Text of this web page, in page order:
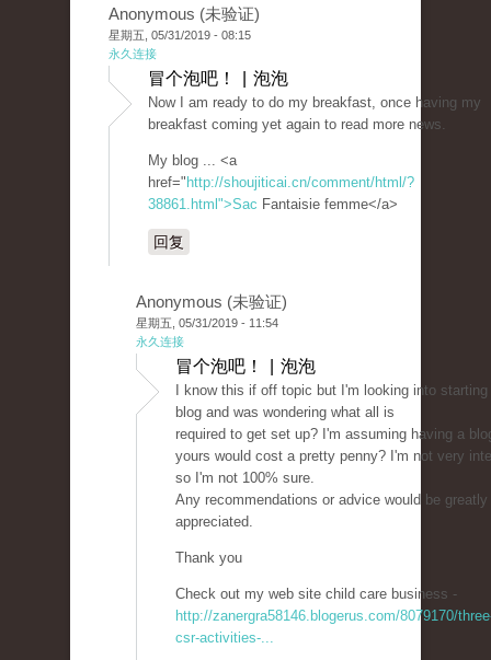
Anonymous (未验证)
星期五, 05/31/2019 - 08:15
永久连接
冒个泡吧！ | 泡泡
Now I am ready to do my breakfast, once having my
breakfast coming yet again to read more news.
My blog ... <a
href=" http://shoujiticai.cn/comment/html/?
38861.html">Sac Fantaisie femme</a>
回复
Anonymous (未验证)
星期五, 05/31/2019 - 11:54
永久连接
冒个泡吧！ | 泡泡
I know this if off topic but I'm looking into
blog and was wondering what all is
required to get set up? I'm assuming having a
yours would cost a pretty penny? I'm not very
so I'm not 100% sure.
Any recommendations or advice would be greatly
appreciated.
Thank you
Check out my web site child care business -
http://zanergra58146.blogerus.com/8079170/
csr-activities-...